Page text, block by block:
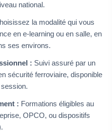
national.
la modalité qui vous
en e-learning ou en salle, en
ses environs.
: Suivi assuré par un
sécurité ferroviaire, disponible
: Formations éligibles au
OPCO, ou dispositifs